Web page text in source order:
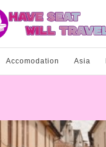
Accomodation Asia